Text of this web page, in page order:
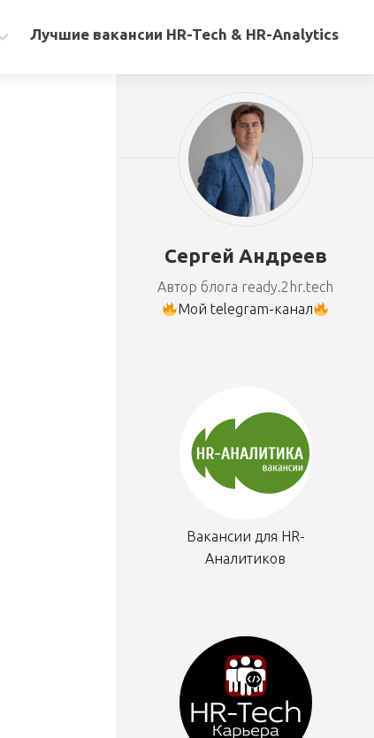
Лучшие вакансии HR-Tech & HR-Analytics
Сергей Андреев
Автор блога ready.2hr.tech
Мой telegram-канал
Вакансии для HR-
Аналитиков